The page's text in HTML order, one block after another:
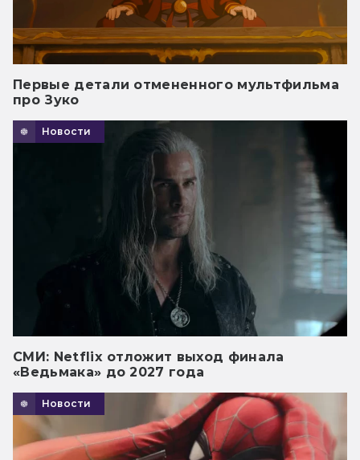
Первые детали отмененного мультфильма
про Зуко
Новости
СМИ: Netflix отложит выход финала
«Ведьмака» до 2027 года
Новости